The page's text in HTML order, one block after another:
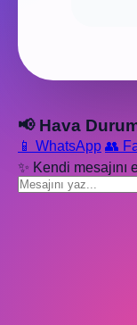
📢 Hava
📱 WhatsApp 👥
✨ Kendi mesajını